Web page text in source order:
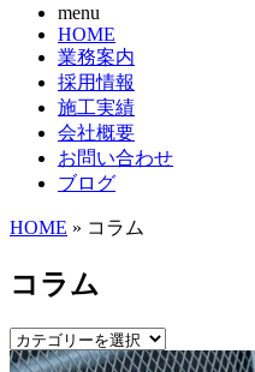
menu
HOME
業務案内
採用情報
施工実績
会社概要
お問い合わせ
ブログ
HOME » コラム
コラム